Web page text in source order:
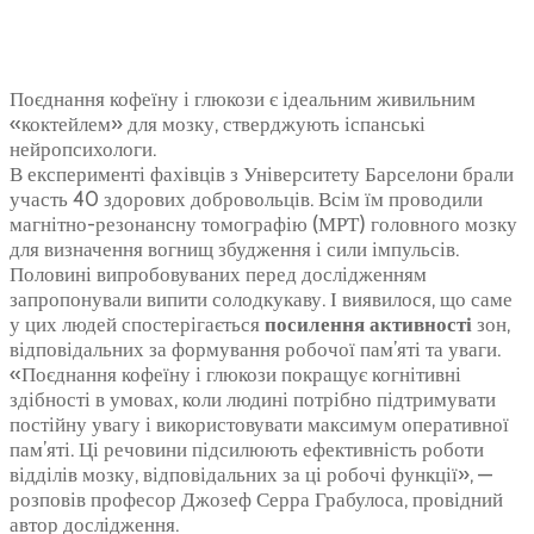
Поєднання кофеїну і глюкози є ідеальним живильним
«коктейлем» для мозку, стверджують іспанські
нейропсихологи.
В експерименті фахівців з Університету Барселони брали
участь 40 здорових добровольців. Всім їм проводили
магнітно-резонансну томографію (МРТ) головного мозку
для визначення вогнищ збудження і сили імпульсів.
Половині випробовуваних перед дослідженням
запропонували випити солодкукаву. І виявилося, що саме
у цих людей спостерігається посилення активності зон,
відповідальних за формування робочої пам’яті та уваги.
«Поєднання кофеїну і глюкози покращує когнітивні
здібності в умовах, коли людині потрібно підтримувати
постійну увагу і використовувати максимум оперативної
пам’яті. Ці речовини підсилюють ефективність роботи
відділів мозку, відповідальних за ці робочі функції», —
розповів професор Джозеф Серра Грабулоса, провідний
автор дослідження.